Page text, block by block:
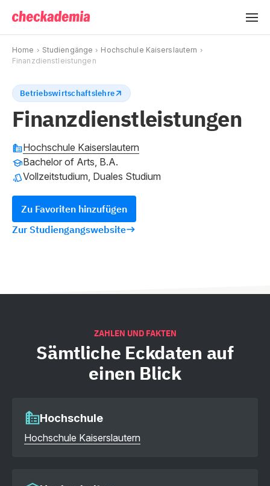
Home Studiengänge
Hochschule Kaiserslautern
Finanzdienstleistungen
Betriebswirtschaftslehre
Finanzdienstleistungen
Hochschule Kaiserslautern
Bachelor of Arts, B.A.
Vollzeitstudium, Duales Studium
Zu Favoriten hinzufügen
Zur Studiengangswebsite
ZAHLEN UND FAKTEN
Sämtliche Eckdaten auf
einen Blick
Hochschule
Hochschule Kaiserslautern